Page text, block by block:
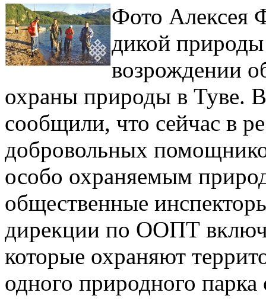
Фото Алексея
дикой
возрождении
охраны природы в Туве.
сообщили, что сейчас в
добровольных
особо охраняемым
общественные
дирекции по ООПТ
которые охраняют
одного природного